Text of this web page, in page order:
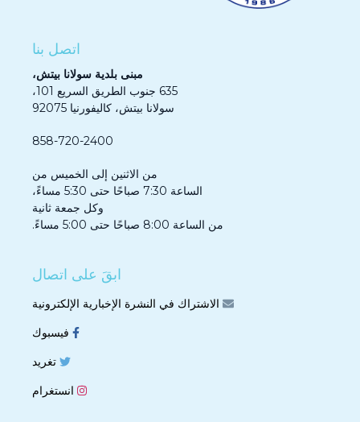
اتصل بنا
مبنى بلدية سولانا بيتش،
635 جنوب الطريق السريع 101،
سولانا بيتش، كاليفورنيا 92075
858-720-2400
من الاثنين إلى الخميس من
الساعة 7:30 صباحًا حتى 5:30 مساءً،
وكل جمعة ثانية
من الساعة 8:00 صباحًا حتى 5:00 مساءً.
ابقَ على اتصال
الاشتراك في النشرة الإخبارية الإلكترونية
فيسبوك
تغريد
انستغرام